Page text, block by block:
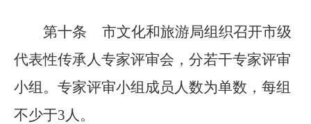
第十条
市文化和旅游局组织召开市级
代表性传承人专家评审会，分若干专家评审
小组。专家评审小组成员人数为单数，每组
不少于3人。